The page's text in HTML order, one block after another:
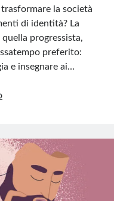
trasformare la società
di identità? La
progressista,
preferito:
e insegnare ai…
La
genere:
un
cavallo
di
Troia